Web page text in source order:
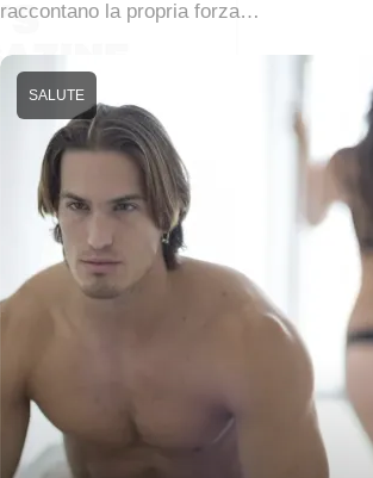
raccontano la propria forza…
SALUTE